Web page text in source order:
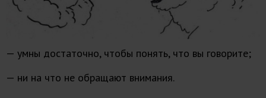
— умны достаточно, чтобы понять, что вы говорите;
— ни на что не обращают внимания.